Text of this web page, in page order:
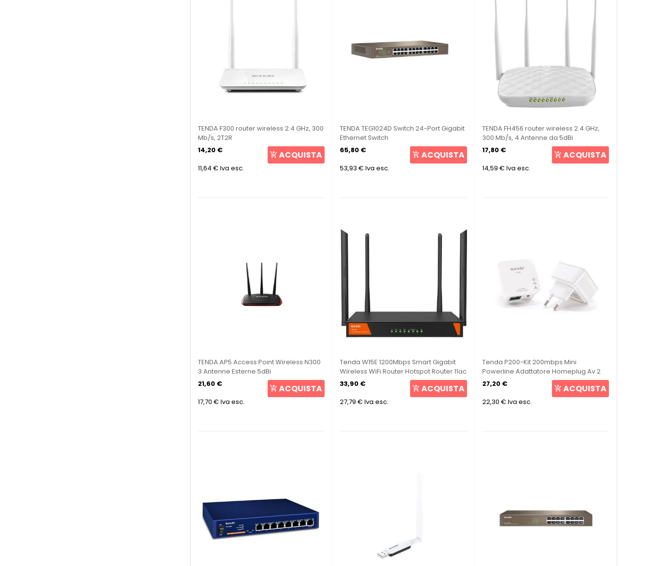
TENDA F300 router wireless 2.4 GHz, 300
Mb/s, 2T2R
14,20 €
11,64 € Iva esc.
ACQUISTA
TENDA TEG1024D Switch 24-Port Gigabit
Ethernet Switch
65,80 €
53,93 € Iva esc.
ACQUISTA
TENDA FH456 router wireless 2.4 GHz,
300 Mb/s, 4 Antenne da 5dBi
17,80 €
14,59 € Iva esc.
ACQUISTA
TENDA AP5 Access Point Wireless N300
3 Antenne Esterne 5dBi
21,60 €
17,70 € Iva esc.
ACQUISTA
Tenda W15E 1200Mbps Smart Gigabit
Wireless WiFi Router Hotspot Router 11ac
2.4G/5GHz Wi-Fi...
33,90 €
27,79 € Iva esc.
ACQUISTA
Tenda P200-Kit 200mbps Mini
Powerline Adattatore Homeplug Av 2
Pezzi
27,20 €
22,30 € Iva esc.
ACQUISTA